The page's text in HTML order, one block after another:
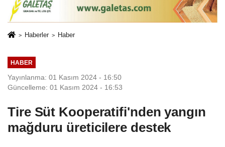
Haberler Haber
HABER
Yayınlanma: 01 Kasım 2024 - 16:50
Güncelleme: 01 Kasım 2024 - 16:53
Tire Süt Kooperatifi'nden yangın
mağduru üreticilere destek